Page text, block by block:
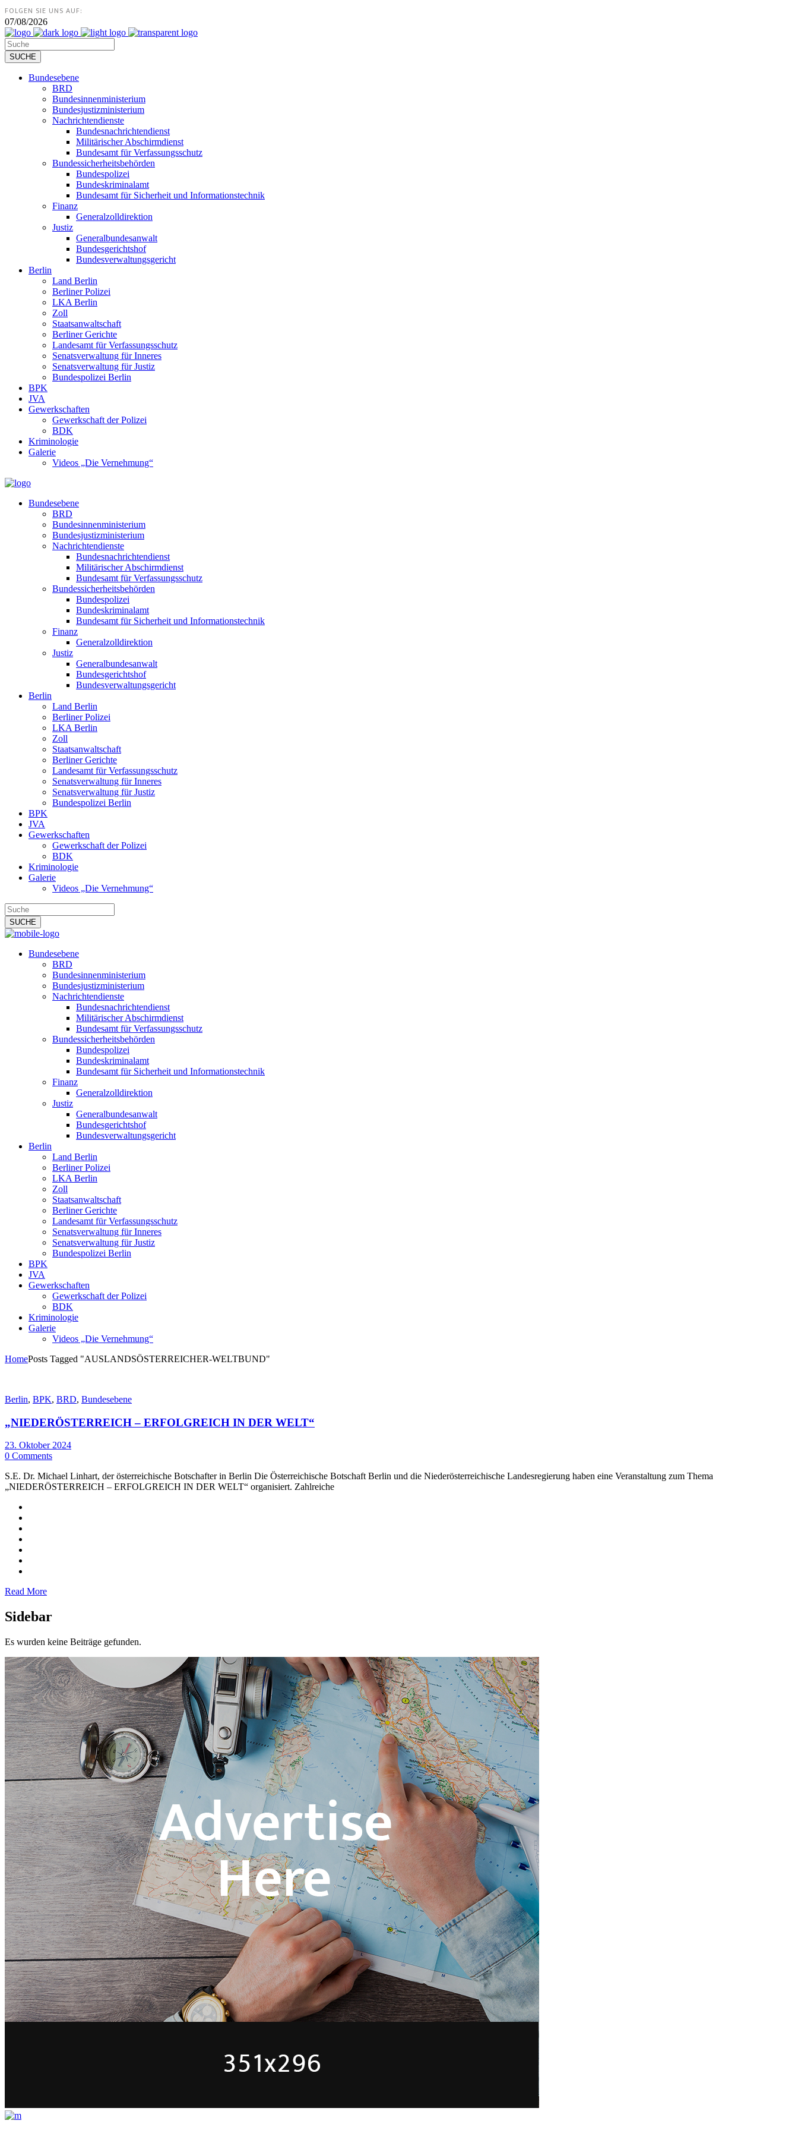
FOLGEN SIE UNS AUF:
07/08/2026
Bundesebene
BRD
Bundesinnenministerium
Bundesjustizministerium
Nachrichtendienste
Bundesnachrichtendienst
Militärischer Abschirmdienst
Bundesamt für Verfassungsschutz
Bundessicherheitsbehörden
Bundespolizei
Bundeskriminalamt
Bundesamt für Sicherheit und Informationstechnik
Finanz
Generalzolldirektion
Justiz
Generalbundesanwalt
Bundesgerichtshof
Bundesverwaltungsgericht
Berlin
Land Berlin
Berliner Polizei
LKA Berlin
Zoll
Staatsanwaltschaft
Berliner Gerichte
Landesamt für Verfassungsschutz
Senatsverwaltung für Inneres
Senatsverwaltung für Justiz
Bundespolizei Berlin
BPK
JVA
Gewerkschaften
Gewerkschaft der Polizei
BDK
Kriminologie
Galerie
Videos „Die Vernehmung“
Bundesebene
BRD
Bundesinnenministerium
Bundesjustizministerium
Nachrichtendienste
Bundesnachrichtendienst
Militärischer Abschirmdienst
Bundesamt für Verfassungsschutz
Bundessicherheitsbehörden
Bundespolizei
Bundeskriminalamt
Bundesamt für Sicherheit und Informationstechnik
Finanz
Generalzolldirektion
Justiz
Generalbundesanwalt
Bundesgerichtshof
Bundesverwaltungsgericht
Berlin
Land Berlin
Berliner Polizei
LKA Berlin
Zoll
Staatsanwaltschaft
Berliner Gerichte
Landesamt für Verfassungsschutz
Senatsverwaltung für Inneres
Senatsverwaltung für Justiz
Bundespolizei Berlin
BPK
JVA
Gewerkschaften
Gewerkschaft der Polizei
BDK
Kriminologie
Galerie
Videos „Die Vernehmung“
Bundesebene
BRD
Bundesinnenministerium
Bundesjustizministerium
Nachrichtendienste
Bundesnachrichtendienst
Militärischer Abschirmdienst
Bundesamt für Verfassungsschutz
Bundessicherheitsbehörden
Bundespolizei
Bundeskriminalamt
Bundesamt für Sicherheit und Informationstechnik
Finanz
Generalzolldirektion
Justiz
Generalbundesanwalt
Bundesgerichtshof
Bundesverwaltungsgericht
Berlin
Land Berlin
Berliner Polizei
LKA Berlin
Zoll
Staatsanwaltschaft
Berliner Gerichte
Landesamt für Verfassungsschutz
Senatsverwaltung für Inneres
Senatsverwaltung für Justiz
Bundespolizei Berlin
BPK
JVA
Gewerkschaften
Gewerkschaft der Polizei
BDK
Kriminologie
Galerie
Videos „Die Vernehmung“
HomePosts Tagged "AUSLANDSÖSTERREICHER-WELTBUND"
Berlin, BPK, BRD, Bundesebene
„NIEDERÖSTERREICH – ERFOLGREICH IN DER WELT“
23. Oktober 2024
0 Comments
S.E. Dr. Michael Linhart, der österreichische Botschafter in Berlin Die Österreichische Botschaft Berlin und die Niederösterreichische Landesregierung haben eine Veranstaltung zum Thema
„NIEDERÖSTERREICH – ERFOLGREICH IN DER WELT“ organisiert. Zahlreiche
Read More
Sidebar
Es wurden keine Beiträge gefunden.